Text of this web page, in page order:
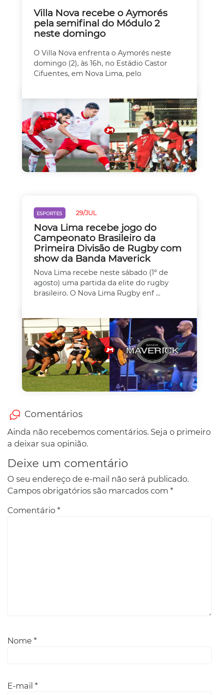
Villa Nova recebe o Aymorés
pela semifinal do Módulo 2
neste domingo
O Villa Nova enfrenta o Aymorés neste
domingo (2), às 16h, no Estádio Castor
Cifuentes, em Nova Lima, pelo
ESPORTES 29/JUL
Nova Lima recebe jogo do
Campeonato Brasileiro da
Primeira Divisão de Rugby com
show da Banda Maverick
Nova Lima recebe neste sábado (1º de
agosto) uma partida da elite do rugby
brasileiro. O Nova Lima Rugby enf ...
Comentários
Ainda não recebemos comentários. Seja o primeiro
a deixar sua opinião.
Deixe um comentário
O seu endereço de e-mail não será publicado.
Campos obrigatórios são marcados com *
Comentário *
Nome *
E-mail *